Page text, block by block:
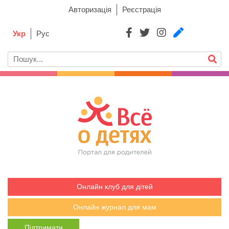
Авторизація Реєстрація
Укр Рус
Онлайн клуб для дітей
Онлайн журнал для мам